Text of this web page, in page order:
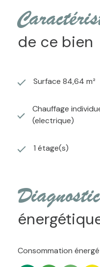
de ce bien
Surface 84,64 m²
Chauffage
(electrique)
1 étage(s)
Consommation